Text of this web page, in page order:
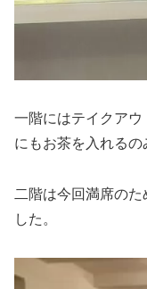
一階にはテイクア
にもお茶を入れるの
二階は今回満席の
した。